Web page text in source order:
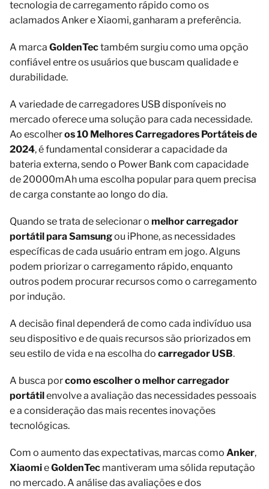
tecnologia de carregamento rápido como os
aclamados Anker e Xiaomi, ganharam a preferência.
A marca GoldenTectambém surgiu como uma opção
confiável entre os usuários que buscam qualidade e
durabilidade.
A variedade de carregadores USB disponíveis no
mercado oferece uma solução para cada necessidade.
Ao escolheros 10 Melhores Carregadores Portáteis de
2024, é fundamental considerar a capacidade da
bateria externa, sendo o Power Bank com capacidade
de 20000mAh uma escolha popular para quem precisa
de carga constante ao longo do dia.
Quando se trata de selecionar o melhor carregador
portátil para Samsungou iPhone, as necessidades
específicas de cada usuário entram em jogo. Alguns
podem priorizar o carregamento rápido, enquanto
outros podem procurar recursos como o carregamento
por indução.
A decisão final dependerá de como cada indivíduo usa
seu dispositivo e de quais recursos são priorizados em
seu estilo de vida e na escolha do carregador USB.
A busca porcomo escolher o melhor carregador
portátil envolve a avaliação das necessidades pessoais
e a consideração das mais recentes inovações
tecnológicas.
Com o aumento das expectativas, marcas como Anker,
XiaomieGoldenTec mantiveram uma sólida reputação
no mercado. A análise das avaliações e dos